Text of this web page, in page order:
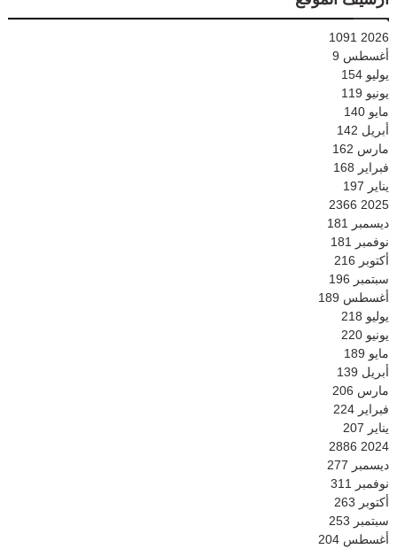
2026
1091
أغسطس 9
يوليو 154
يونيو 119
مايو 140
أبريل 142
مارس 162
فبراير 168
يناير 197
2025
2366
ديسمبر
181
نوفمبر
181
أكتوبر 216
سبتمبر 196
أغسطس 189
يوليو 218
يونيو 220
مايو 189
أبريل 139
مارس 206
فبراير 224
يناير 207
2024
2886
ديسمبر 277
نوفمبر
311
أكتوبر 263
سبتمبر 253
أغسطس 204